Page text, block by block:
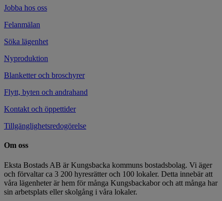
Jobba hos oss
Felanmälan
Söka lägenhet
Nyproduktion
Blanketter och broschyrer
Flytt, byten och andrahand
Kontakt och öppettider
Tillgänglighetsredogörelse
Om oss
Eksta Bostads AB är Kungsbacka kommuns bostadsbolag. Vi äger
och förvaltar ca 3 200 hyresrätter och 100 lokaler. Detta innebär att
våra lägenheter är hem för många Kungsbackabor och att många har
sin arbetsplats eller skolgång i våra lokaler.